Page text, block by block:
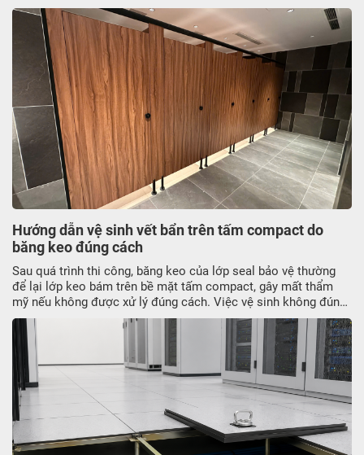
Hướng dẫn vệ sinh vết bẩn trên tấm compact do
băng keo đúng cách
Sau quá trình thi công, băng keo của lớp seal bảo vệ thường
để lại lớp keo bám trên bề mặt tấm compact, gây mất thẩm
mỹ nếu không được xử lý đúng cách. Việc vệ sinh không đúng
kỹ thuật có thể làm trầy xước hoặc ảnh hưởng đến lớp phủ bề
mặt. Trong bài viết này, JATO sẽ hướng dẫn cách vệ sinh vết
bẩn tấm compact do băng keo sau thi công an toàn, hiệu quả,
giữ bề mạt sạch sẽ và bền lâu.